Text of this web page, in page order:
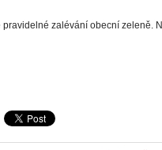
zalévání obecní zeleně.